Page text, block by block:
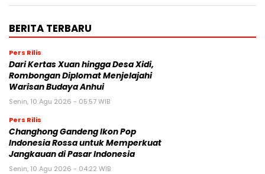
BERITA TERBARU
Pers Rilis
Dari Kertas Xuan hingga Desa Xidi,
Rombongan Diplomat Menjelajahi
Warisan Budaya Anhui
Senin, 10 Agu 2026 - 05:57 WIB
Pers Rilis
Changhong Gandeng Ikon Pop
Indonesia Rossa untuk Memperkuat
Jangkauan di Pasar Indonesia
Senin, 10 Agu 2026 - 04:22 WIB